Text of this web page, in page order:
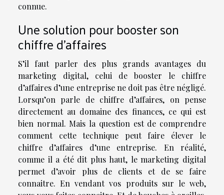
connue.
Une solution pour booster son
chiffre d’affaires
S’il faut parler des plus grands avantages du
marketing digital, celui de booster le chiffre
d’affaires d’une entreprise ne doit pas être négligé.
Lorsqu’on parle de chiffre d’affaires, on pense
directement au domaine des finances, ce qui est
bien normal. Mais la question est de comprendre
comment cette technique peut faire élever le
chiffre d’affaires d’une entreprise. En réalité,
comme il a été dit plus haut, le marketing digital
permet d’avoir plus de clients et de se faire
connaitre. En vendant vos produits sur le web,